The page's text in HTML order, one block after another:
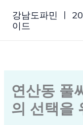
강남도파민 ㅣ
이드
연산동 풀
의 선택을